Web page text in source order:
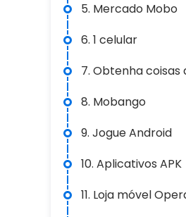
5. Mercado Mobo
6. 1 celular
7. Obtenha coisas
8. Mobango
9. Jogue Android
10. Aplicativos APK
11. Loja móvel